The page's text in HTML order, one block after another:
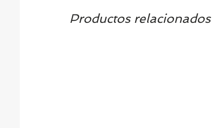
Productos relacionados